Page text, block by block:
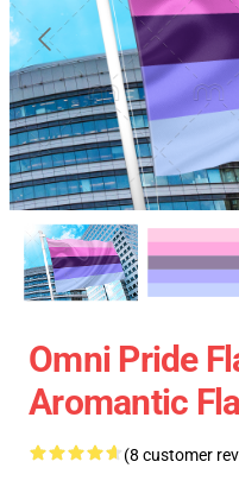
Omni Pride
Aromantic
(8 customer